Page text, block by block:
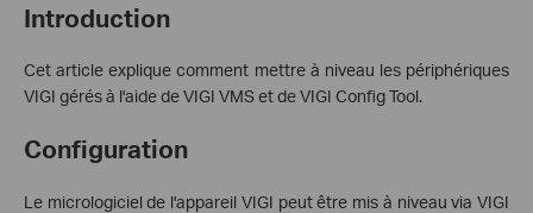
Introduction
Cet article explique comment mettre à niveau les périphériques
VIGI gérés à l'aide de VIGI VMS et de VIGI Config Tool.
Configuration
Le micrologiciel de l'appareil VIGI peut être mis à niveau via VIGI